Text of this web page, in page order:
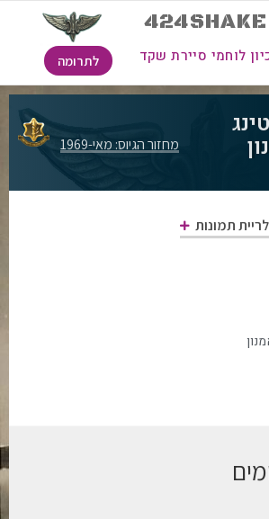
לוחמי סיירת שקד לתרומה
מחזור הגיוס: מאי-1969
תמונות